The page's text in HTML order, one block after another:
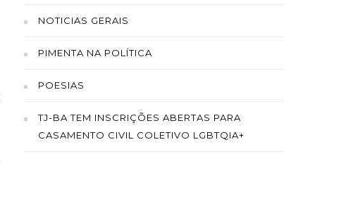
NOTICIAS GERAIS
PIMENTA NA POLÍTICA
POESIAS
TJ-BA TEM INSCRIÇÕES ABERTAS PARA
CASAMENTO CIVIL COLETIVO LGBTQIA+